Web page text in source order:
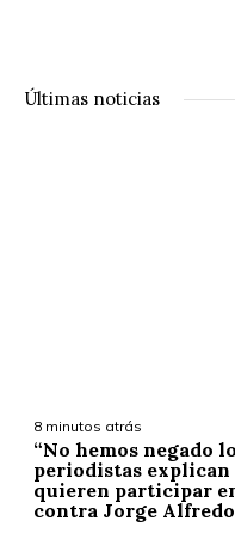
Últimas noticias
8 minutos atrás
“No hemos negado
periodistas explican
quieren participar
contra Jorge